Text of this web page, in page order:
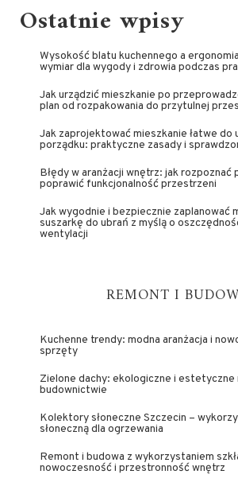
Ostatnie wpisy
Wysokość blatu kuchennego a
wymiar dla wygody i zdrowia podczas
Jak urządzić mieszkanie po
plan od rozpakowania do przytulnej
Jak zaprojektować mieszkanie łatwe do
porządku: praktyczne zasady i
Błędy w aranżacji wnętrz: jak rozpoznać
poprawić funkcjonalność przestrzeni
Jak wygodnie i bezpiecznie zaplanować
suszarkę do ubrań z myślą o
wentylacji
REMONT I
Kuchenne trendy: modna aranżacja i
sprzęty
Zielone dachy: ekologiczne i estetyczne
budownictwie
Kolektory słoneczne Szczecin –
słoneczną dla ogrzewania
Remont i budowa z wykorzystaniem
nowoczesność i przestronność wnętrz